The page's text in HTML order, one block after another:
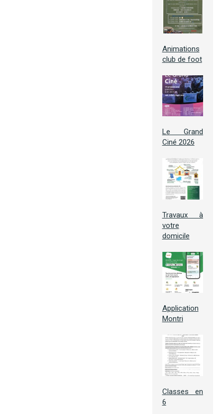
Animations
club de foot
Le Grand
Ciné 2026
Travaux à
votre
domicile
Application
Montri
Classes en
6